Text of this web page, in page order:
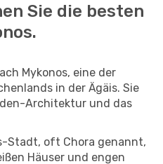
Sie die besten
Mykonos, eine der
in der Ägäis. Sie
Architektur und das
Stadt, oft Chora genannt,
Häuser und engen